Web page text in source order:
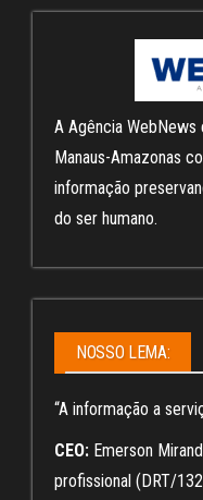
A Agência WebNews
Manaus-Amazonas
informação
do ser humano.
NOSSO LEMA:
“A informação a
CEO: Emerson
profissional (DRT/